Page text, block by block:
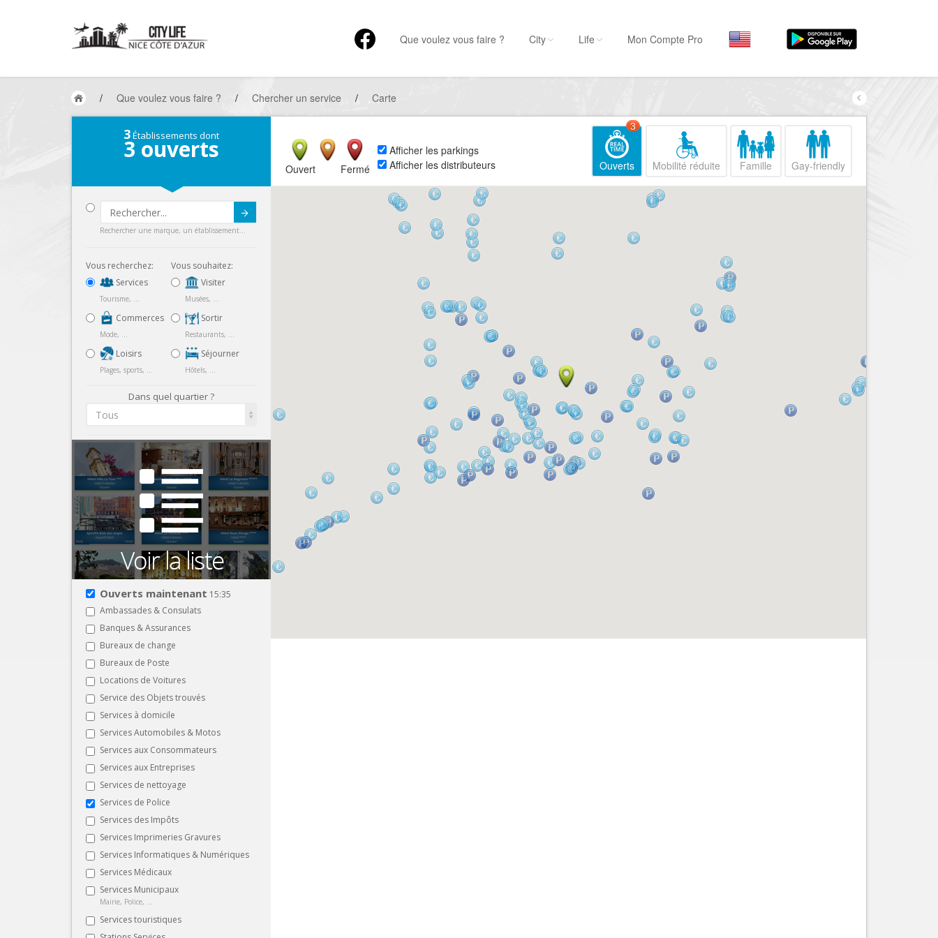
Que voulez vous faire ?
Hôtels, ...
Visiter
Musées, ...
Loisirs
Plages, sports, ...
Services
Par quartiers
Nice Promenade du
Nice le Port
City Life Mon Compte Pro
/ Que voulez vous faire ? / Chercher un service / Carte
3Établissements dont
3 ouverts
Rechercher une marque, un établissement...
Vous recherchez:
Services
Tourisme, ...
Commerces
Mode, ...
Loisirs
Plages, sports, ...
Vous souhaitez:
Visiter
Musées, ...
Sortir
Restaurants, ...
Séjourner
Hôtels, ...
Dans quel quartier ?
Tous
Ouverts maintenant 15:35
Ambassades & Consulats
Banques & Assurances
Bureaux de change
Bureaux de Poste
Locations de Voitures
Service des Objets trouvés
Services à domicile
Services Automobiles & Motos
Services aux Consommateurs
Services aux Entreprises
Services de nettoyage
Services de Police
Services des Impôts
Services Imprimeries Gravures
Services Informatiques & Numériques
Services Médicaux
Services Municipaux
Mairie, Police, ...
Services touristiques
Afficher les parkings
Afficher les distributeurs
Ouvert Fermé Ouverts
3
Mobilité réduite Famille Gay-friendly